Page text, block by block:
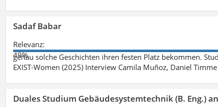
Sadaf Babar
Relevanz:
49%
genau solche Geschichten ihren festen Platz bekommen.
EXIST-Women (2025) Interview Camila Muñoz, Daniel
Duales Studium Gebäudesystemtechnik (B. Eng.)